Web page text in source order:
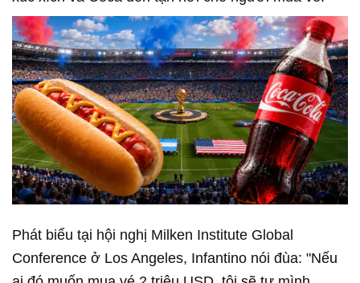
Phát biểu tại hội nghị Milken Institute Global
Conference ở Los Angeles, Infantino nói đùa: "Nếu